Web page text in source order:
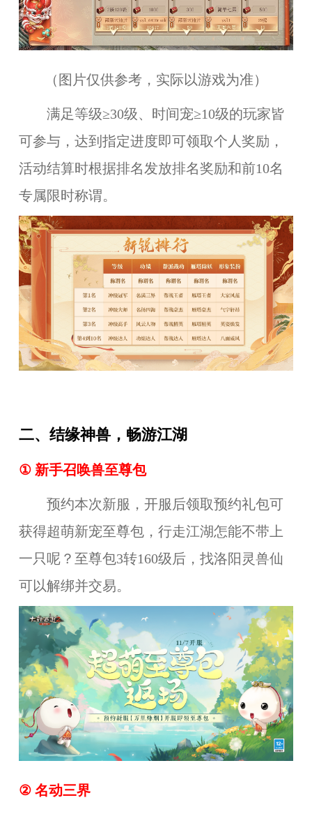
（图片仅供参考，实际以游戏为准）
满足等级≥30级、时间宠≥10级的玩家皆
可参与，达到指定进度即可领取个人奖励，
活动结算时根据排名发放排名奖励和前10名
专属限时称谓。
二、结缘神兽，畅游江湖
① 新手召唤兽至尊包
预约本次新服，开服后领取预约礼包可
获得超萌新宠至尊包，行走江湖怎能不带上
一只呢？ 至尊包3转160级后，找洛阳灵兽仙
可以解绑并交易。
② 名动三界